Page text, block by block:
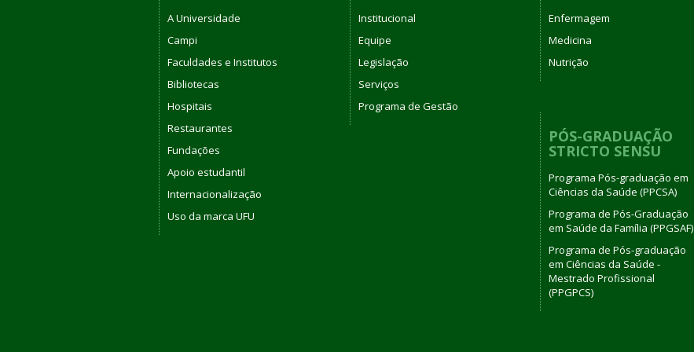
A Universidade
Campi
Faculdades e Institutos
Bibliotecas
Hospitais
Restaurantes
Fundações
Apoio estudantil
Internacionalização
Uso da marca UFU
Institucional
Equipe
Legislação
Serviços
Programa de Gestão
Enfermagem
Medicina
Nutrição
PÓS-GRADUAÇÃO
STRICTO SENSU
Programa Pós-graduação em
Ciências da Saúde (PPCSA)
Programa de Pós-Graduação
em Saúde da Família (PPGSAF)
Programa de Pós-graduação
em Ciências da Saúde -
Mestrado Profissional
(PPGPCS)